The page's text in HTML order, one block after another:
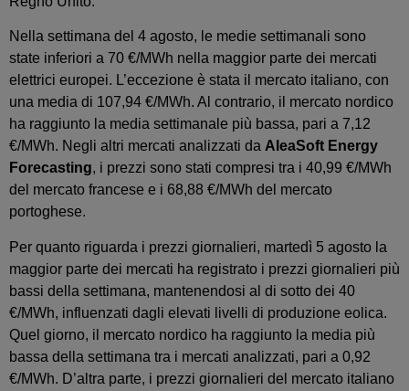
Nella settimana del 4 agosto, le medie settimanali sono
state inferiori a 70 €/MWh nella maggior parte dei mercati
elettrici europei. L’eccezione è stata il mercato italiano, con
una media di 107,94 €/MWh. Al contrario, il mercato nordico
ha raggiunto la media settimanale più bassa, pari a 7,12
€/MWh. Negli altri mercati analizzati da AleaSoft Energy
Forecasting, i prezzi sono stati compresi tra i 40,99 €/MWh
del mercato francese e i 68,88 €/MWh del mercato
portoghese.
Per quanto riguarda i prezzi giornalieri, martedì 5 agosto la
maggior parte dei mercati ha registrato i prezzi giornalieri più
bassi della settimana, mantenendosi al di sotto dei 40
€/MWh, influenzati dagli elevati livelli di produzione eolica.
Quel giorno, il mercato nordico ha raggiunto la media più
bassa della settimana tra i mercati analizzati, pari a 0,92
€/MWh. D’altra parte, i prezzi giornalieri del mercato italiano